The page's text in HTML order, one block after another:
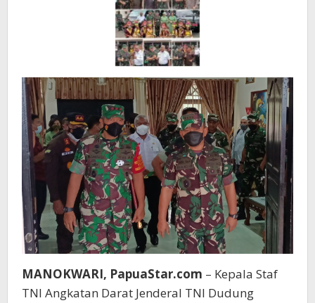
MANOKWARI, PapuaStar.com – Kepala Staf
TNI Angkatan Darat Jenderal TNI Dudung